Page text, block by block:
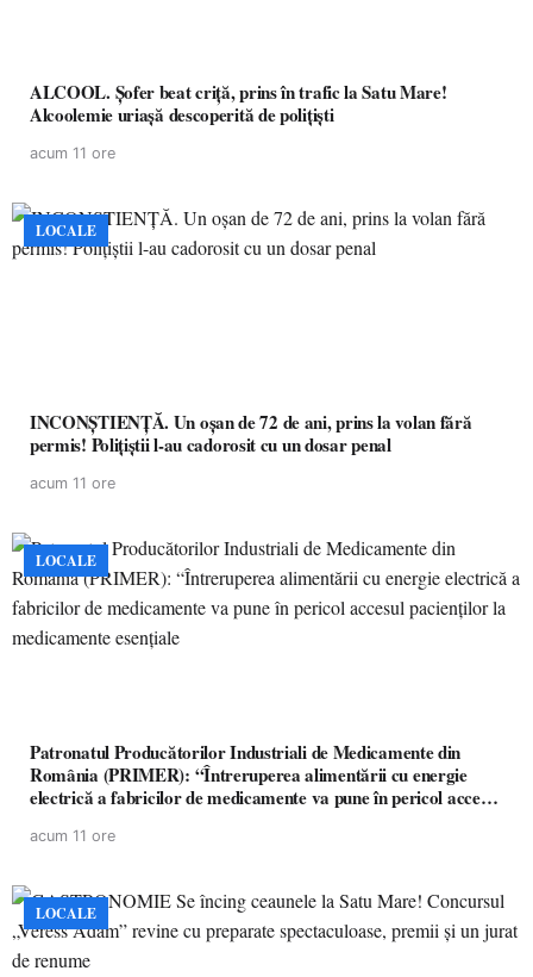
ALCOOL. Șofer beat criță, prins în trafic la Satu Mare!
Alcoolemie uriașă descoperită de polițiști
acum 11 ore
LOCALE
INCONȘTIENȚĂ. Un oșan de 72 de ani, prins la volan fără
permis! Polițiștii l-au cadorosit cu un dosar penal
acum 11 ore
LOCALE
Patronatul Producătorilor Industriali de Medicamente din
România (PRIMER): “Întreruperea alimentării cu energie
electrică a fabricilor de medicamente va pune în pericol accesul
acum 11 ore
LOCALE